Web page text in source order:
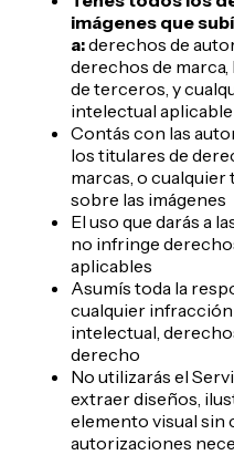
imágenes que
a:derechos de
derechos de
de terceros, y
intelectual aplicable
Contás con las
los titulares de
marcas, o
sobre las imágenes
El uso que darás a
no infringe
aplicables
Asumís toda la
cualquier
intelectual,
derecho
No utilizarás el
extraer diseños,
elemento visual sin
autorizaciones